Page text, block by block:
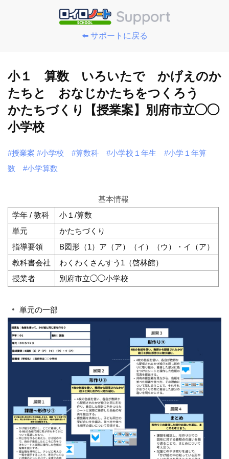
⬅️ サポートに戻る
小１ 算数 いろいたで かげえのか
たちと おなじかたちをつくろう
かたちづくり【授業案】別府市立◯◯
小学校
#授業案 #小学校 #算数科 #小学校１年生
#小学１年算
数
#小学算数
基本情報
学年 / 教科
小１/算数
単元
かたちづくり
指導要領
B図形（1）ア（ア）（イ）（ウ）・イ（ア）
教科書会社
わくわくさんすう1（啓林館）
授業者
別府市立◯◯小学校
単元の一部